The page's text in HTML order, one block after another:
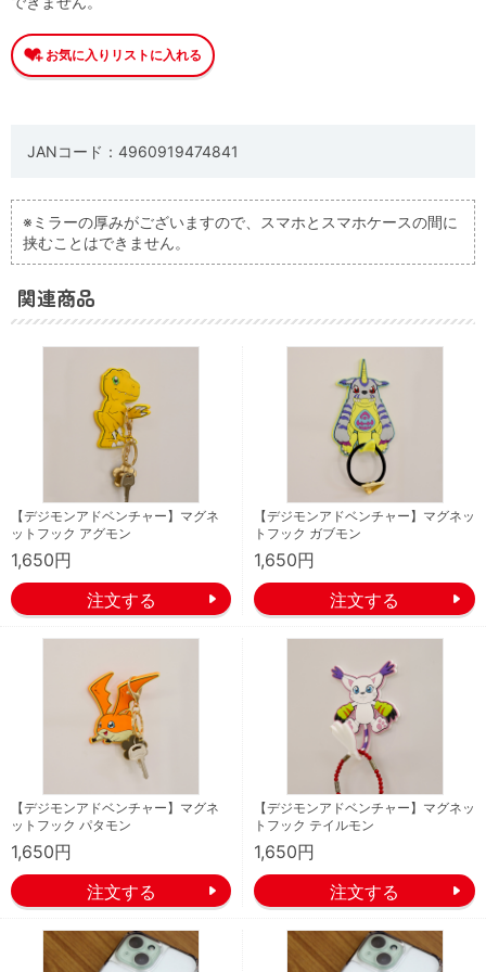
JANコード：4960919474841
※ミラーの厚みがございますので、スマホとスマホケースの間に
挟むことはできません。
関連商品
【デジモンアドベンチャー】マグネ
ットフック アグモン
1,650円
【デジモンアドベンチャー】マグネッ
トフック ガブモン
1,650円
【デジモンアドベンチャー】マグネ
ットフック パタモン
1,650円
【デジモンアドベンチャー】マグネッ
トフック テイルモン
1,650円